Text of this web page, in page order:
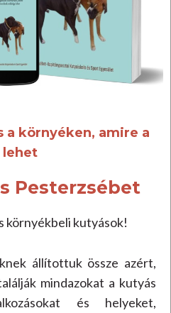
a környéken, amire a
lehet
Pesterzsébet
környékbeli kutyások!
állítottuk össze azért,
mindazokat a kutyás
és helyeket,